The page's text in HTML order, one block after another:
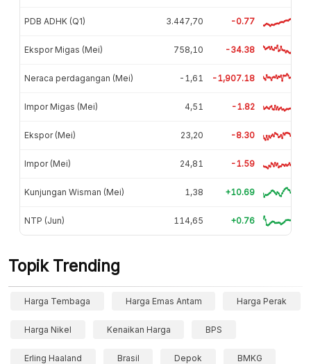
PDB ADHK (Q1) 3.447,70 -0.77
Ekspor Migas (Mei) 758,10 -34.38
Neraca perdagangan (Mei) -1,61 -1,907.18
Impor Migas (Mei) 4,51 -1.82
Ekspor (Mei) 23,20 -8.30
Impor (Mei) 24,81 -1.59
Kunjungan Wisman (Mei) 1,38 +10.69
NTP (Jun) 114,65 +0.76
Topik Trending
Harga Tembaga Harga Emas Antam Harga Perak
Harga Nikel Kenaikan Harga BPS
Erling Haaland Brasil Depok BMKG